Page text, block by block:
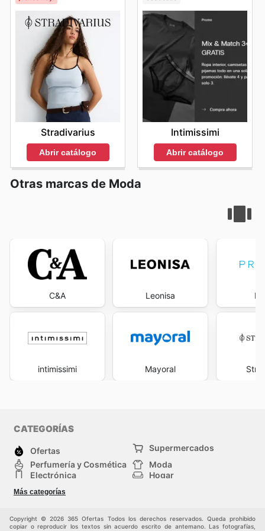
Stradivarius
Abrir catálogo
Intimissimi
Abrir catálogo
Otras marcas de Moda
C&A
intimissimi
Leonisa
Mayoral
CATEGORÍAS
Ofertas
Supermercados
Perfumería y Cosmética
Moda
Electrónica
Hogar
Deporte
Juguetes y bebés
Más categorías
Copyright © 2026 365 Ofertas Todos los derechos reservados. Queda prohibido
copiar o reproducir los textos sin acuerdo escrito de antemano. Las fotografías,